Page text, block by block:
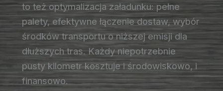
to też optymalizacja załadunku: pełne
palety, efektywne łączenie dostaw, wybór
środków transportu o niższej emisji dla
dłuższych tras. Każdy niepotrzebnie
pusty kilometr kosztuje i środowiskowo, i
finansowo.